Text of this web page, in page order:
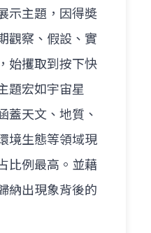
示主題，因得奬
觀察、假設、實
始攫取到按下快
題宏如宇宙星
蓋天文、地質、
境生態等領域現
比例最高。並藉
納出現象背後的